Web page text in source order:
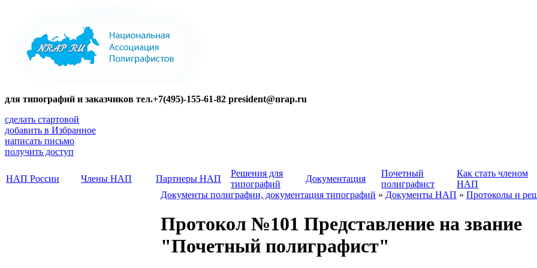
для типографий и заказчиков тел.+7(495)-155-61-82 president@nrap.ru
сделать стартовой
добавить в Избранное
написать письмо
получить доступ
НАП России Члены НАП Партнеры НАП
Решения для
типографий
Документация
Почетный
полиграфист
Как стать членом
НАП
Документы полиграфии, документация типографий » Документы НАП » Протоколы и
Протокол №101 Представление на звание
"Почетный полиграфист"